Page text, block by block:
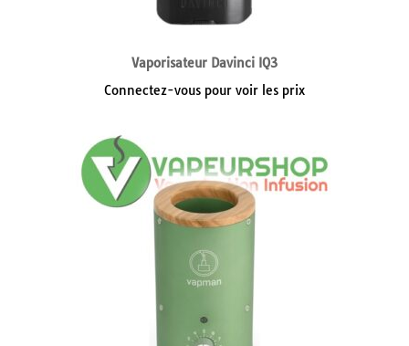
Vaporisateur Davinci IQ3
Connectez-vous pour voir les prix